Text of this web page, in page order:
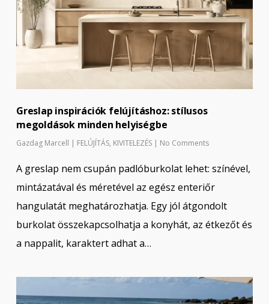
Greslap inspirációk felújításhoz: stílusos
megoldások minden helyiségbe
Gazdag Marcell | FELÚJÍTÁS, KIVITELEZÉS | No Comments
A greslap nem csupán padlóburkolat lehet: színével,
mintázatával és méretével az egész enteriőr
hangulatát meghatározhatja. Egy jól átgondolt
burkolat összekapcsolhatja a konyhát, az étkezőt és
a nappalit, karaktert adhat a…